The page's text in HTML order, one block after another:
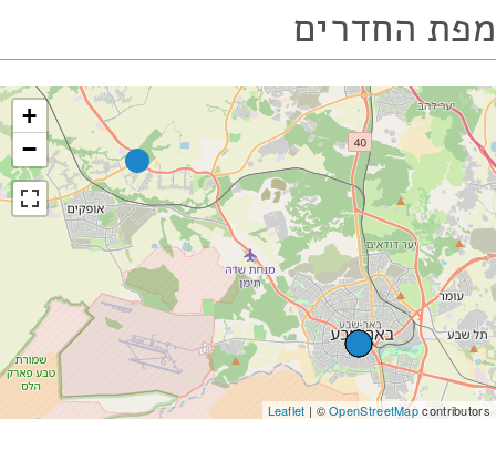
מפת החדרים
+
−
Leaflet | ©OpenStreetMapcontributors